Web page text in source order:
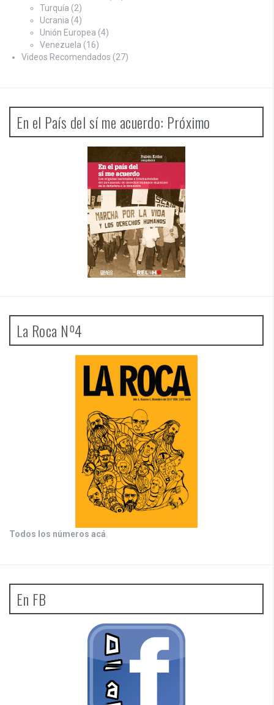
Turquía (2)
Ucrania (4)
Unión Europea (4)
Venezuela (16)
Videos Recomendados (27)
En el País del sí me acuerdo: Próximo
La Roca Nº4
Todos los números acá.
En FB